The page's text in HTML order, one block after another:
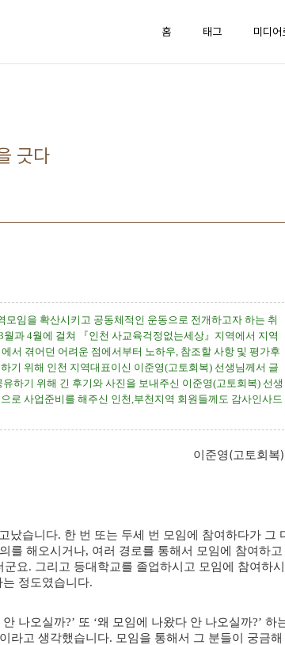
홈 태그 미디어
긋다
임을 확산시키고 공동체적인 운동으로 전개하고자 하는 취
월과 4월에 걸쳐 『인천 사교육걱정없는세상』 지역에서 지역
서 겪어던 어려운 점에서부터 노하우, 참조할 사항 및 평가후
기 위해 인천 지역대표이신 이준영(고토회복) 선생님께서 글
유하기 위해 긴 후기와 사진을 보내주신 이준영(고토회복) 선생
로 사업준비를 해주신 인천,부천지역 회원들께도 감사인사드
이준영(고토회복
났습니다. 한 번 또는 두세 번 모임에 참여하다가 그
를 해오시거나, 여러 경로를 통해서 모임에 참여하고
군요. 그리고 등대학교를 졸업하시고 모임에 참여하시
정도였습니다.
안 나오실까?’ 또 ‘왜 모임에 나왔다 안 나오실까?’ 하
라고 생각했습니다. 모임을 통해서 그 분들이 궁금해